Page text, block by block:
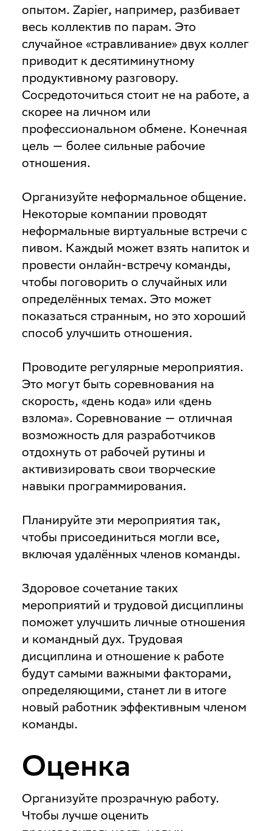
опытом. Zapier, например, разбивает
весь коллектив по парам. Это
случайное «стравливание» двух коллег
приводит к десятиминутному
продуктивному разговору.
Сосредоточиться стоит не на работе, а
скорее на личном или
профессиональном обмене. Конечная
цель — более сильные рабочие
отношения.
Организуйте неформальное общение.
Некоторые компании проводят
неформальные виртуальные встречи с
пивом. Каждый может взять напиток и
провести онлайн-встречу команды,
чтобы поговорить о случайных или
определённых темах. Это может
показаться странным, но это хороший
способ улучшить отношения.
Проводите регулярные мероприятия.
Это могут быть соревнования на
скорость, «день кода» или «день
взлома». Соревнование — отличная
возможность для разработчиков
отдохнуть от рабочей рутины и
активизировать свои творческие
навыки программирования.
Планируйте эти мероприятия так,
чтобы присоединиться могли все,
включая удалённых членов команды.
Здоровое сочетание таких
мероприятий и трудовой дисциплины
поможет улучшить личные отношения
и командный дух. Трудовая
дисциплина и отношение к работе
будут самыми важными факторами,
определяющими, станет ли в итоге
новый работник эффективным членом
команды.
Оценка
Организуйте прозрачную работу.
Чтобы лучше оценить